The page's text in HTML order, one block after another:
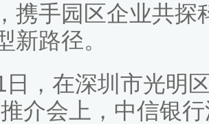
携手园区企业共探
新路径。
日，在深圳市光明
介会上，中信银